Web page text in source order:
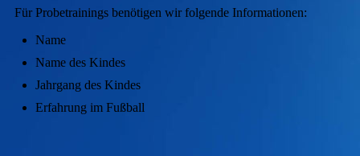
Für Probetrainings benötigen wir folgende Informationen:
Name
Name des Kindes
Jahrgang des Kindes
Erfahrung im Fußball